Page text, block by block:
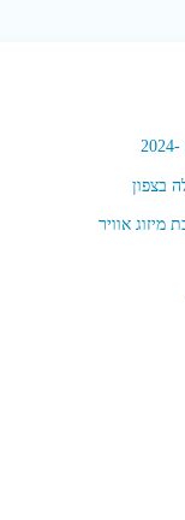
בצפון
אוויר